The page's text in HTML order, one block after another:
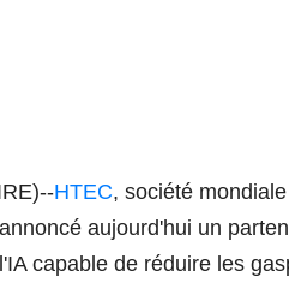
HTEC, société
aujourd'hui un
capable de réduire les